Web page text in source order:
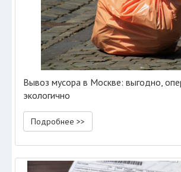
Вывоз мусора в Москве: выгодно,
экологично
Подробнее >>